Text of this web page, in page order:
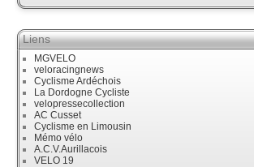
Liens
MGVELO
veloracingnews
Cyclisme Ardéchois
La Dordogne Cycliste
velopressecollection
AC Cusset
Cyclisme en Limousin
Mémo vélo
A.C.V.Aurillacois
VELO 19